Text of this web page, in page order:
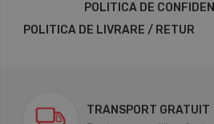
POLITICA DE
POLITICA DE LIVRARE / RETUR
TRANSPORT GRATUIT